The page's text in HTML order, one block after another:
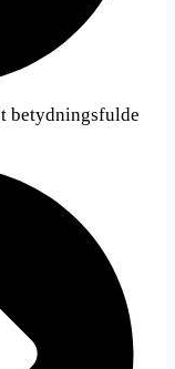
betydningsfulde